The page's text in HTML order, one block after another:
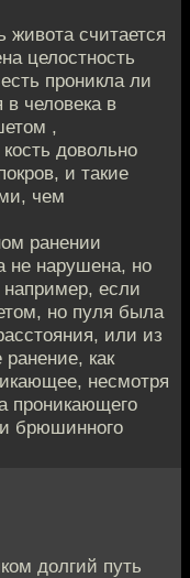
живота считается
целостность
проникла ли
человека в
,
довольно
и такие
чем
ранении
не нарушена, но
если
но пуля была
или из
как
несмотря
проникающего
брюшинного
долгий путь